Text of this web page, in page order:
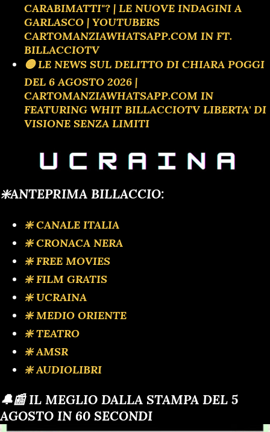
CARABIMATTI"? | LE NUOVE INDAGINI A
GARLASCO | YOUTUBERS
CARTOMANZIAWHATSAPP.COM IN FT.
BILLACCIOTV
🟡 LE NEWS SUL DELITTO DI CHIARA POGGI
DEL 6 AGOSTO 2026 |
CARTOMANZIAWHATSAPP.COM IN
FEATURING WHIT BILLACCIOTV LIBERTA' DI
VISIONE SENZA LIMITI
❇️ANTEPRIMA BILLACCIO:
❇️ CANALE ITALIA
❇️ CRONACA NERA
❇️ FREE MOVIES
❇️ FILM GRATIS
❇️ UCRAINA
❇️ MEDIO ORIENTE
❇️ TEATRO
❇️ AMSR
❇️ AUDIOLIBRI
🔔📰 IL MEGLIO DALLA STAMPA DEL 5
AGOSTO IN 60 SECONDI